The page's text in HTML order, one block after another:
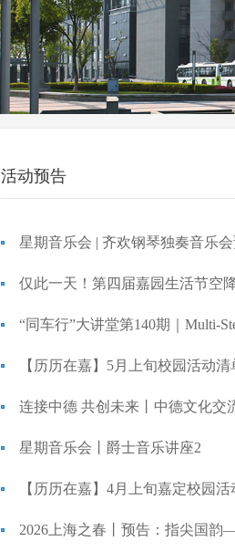
活动预告
星期音乐会 | 齐欢钢琴独奏音乐
仅此一天！第四届嘉园生活节空
“同车行”大讲堂第140期｜Multi-
【历历在嘉】5月上旬校园活动清
连接中德 共创未来丨中德文化交
星期音乐会丨爵士音乐讲座2
【历历在嘉】4月上旬嘉定校园活
2026上海之春丨预告：指尖国